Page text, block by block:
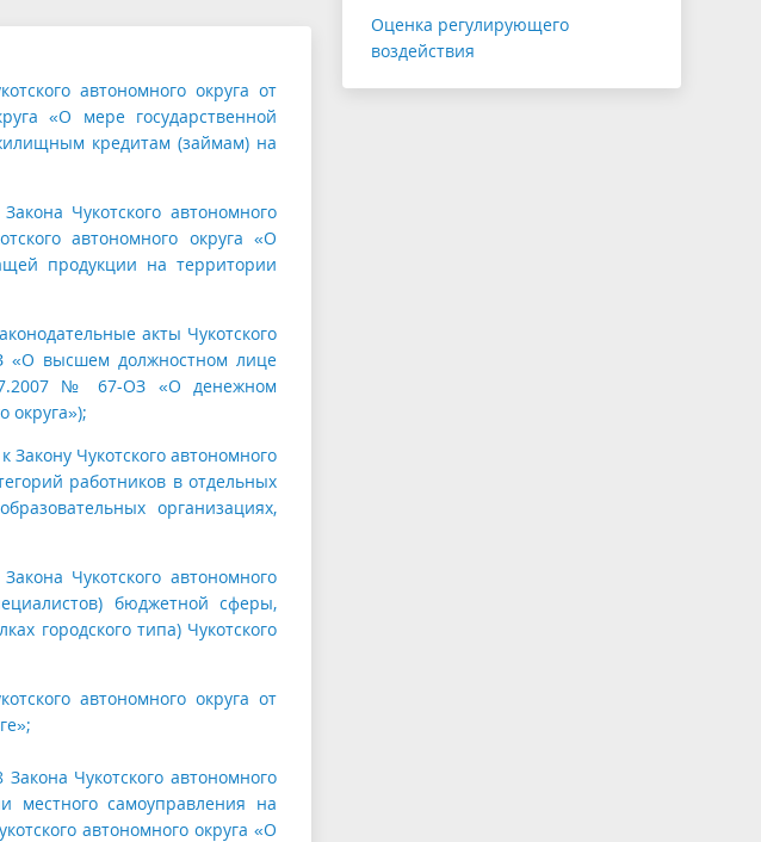
автономного округа от
«О мере государственной
кредитам (займам) на
Чукотского автономного
автономного округа «О
продукции на территории
акты Чукотского
«О высшем должностном лице
№ 67-ОЗ «О денежном
округа»);
Чукотского автономного
работников в отдельных
организациях,
Чукотского автономного
бюджетной сферы,
городского типа) Чукотского
автономного округа от
Чукотского автономного
местного самоуправления на
автономного округа «О
Оценка регулирующего
воздействия